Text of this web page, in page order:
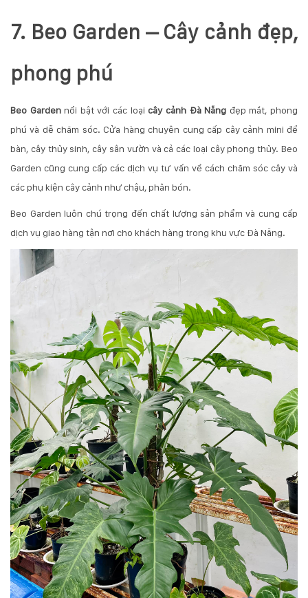
7. Beo Garden – Cây cảnh đẹp,
phong phú
Beo Gardennổi bật với các loại cây cảnh Đà Nẵng đẹp mắt, phong
phú và dễ chăm sóc. Cửa hàng chuyên cung cấp cây cảnh mini để
bàn, cây thủy sinh, cây sân vườn và cả các loại cây phong thủy. Beo
Garden cũng cung cấp các dịch vụ tư vấn về cách chăm sóc cây và
các phụ kiện cây cảnh như chậu, phân bón.
Beo Garden luôn chú trọng đến chất lượng sản phẩm và cung cấp
dịch vụ giao hàng tận nơi cho khách hàng trong khu vực Đà Nẵng.